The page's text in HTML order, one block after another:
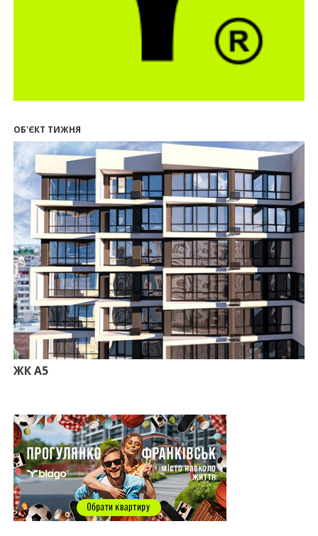
17.07.2026
П’ятий фасад замість кондиціонера
приміщення зі знижками до -7%
“Княгинин”
09:24
Новобудови Франківська стрімко дорожчають:
скільки в середньому коштує квадратний метр
15.07.2026
12:06
На Франківщині житло за «єОселею» дешевше
на 21%
13.07.2026
10:56
У Франківську не знайшлося охочих купити
офісний комплекс збанкрутілої компанії з групи
«Приват»
09:25
Податок на нерухомість з 1 липня: як дізнатися
суму і правильно сплатити кошти
10.07.2026
18:52
Іпотека під 3% та нові ліміти площі: як оновлені
правила «єОселі» працюють на Прикарпатті
року
12:38
Компанія співвласниці "Буковелю" викупить
землю в центрі Івано-Франківська
10:22
Прокуратура вимагає повернути 34 гектари
землі громаді Івано-Франківська
07.07.2026
16:47
Дешевші, але недоступні: скільки коштує житло
ОБ'ЄКТ ТИЖНЯ
ЖК А5